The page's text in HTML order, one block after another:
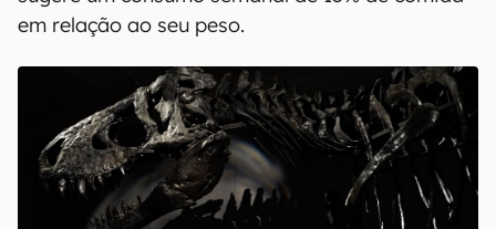
em relação ao seu peso.